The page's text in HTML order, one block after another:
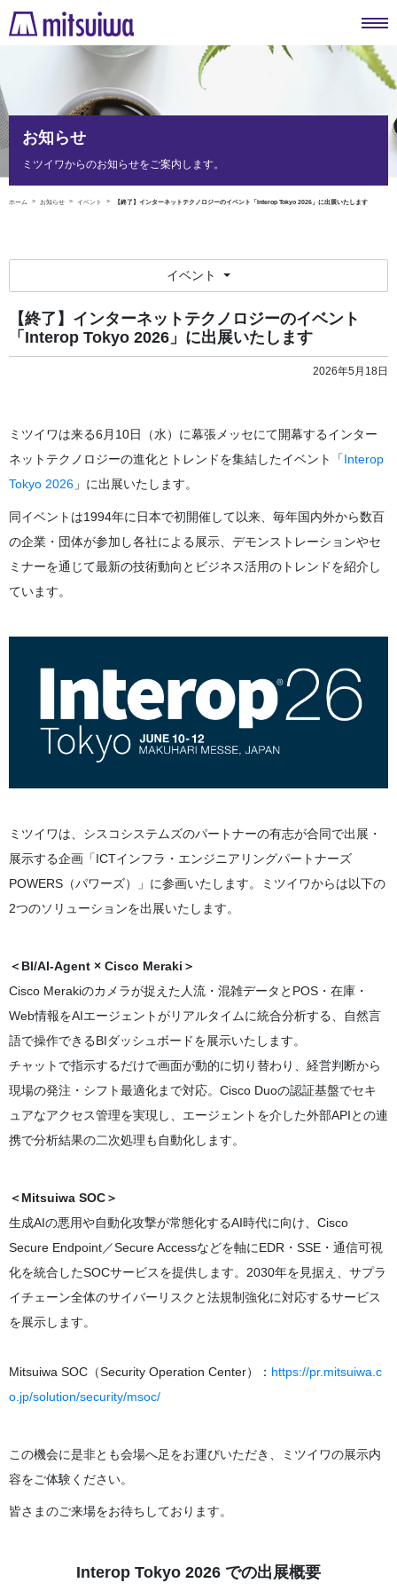
ホーム お知らせ イベント 【終了】インターネットテクノロジーのイベント「Interop Tokyo 2026」に出展いたします
お知らせ
ミツイワからのお知らせをご案内します。
【終了】インターネットテクノロジーのイベント
「Interop Tokyo 2026」に出展いたします
2026年5月18日
ミツイワは来る6月10日（水）に幕張メッセにて開幕するインター
ネットテクノロジーの進化とトレンドを集結したイベント「Interop
Tokyo 2026 」に出展いたします。
同イベントは1994年に日本で初開催して以来、毎年国内外から数百
の企業・団体が参加し各社による展示、デモンストレーションやセ
ミナーを通じて最新の技術動向とビジネス活用のトレンドを紹介し
ています。
ミツイワは、シスコシステムズのパートナーの有志が合同で出展・
展示する企画「ICTインフラ・エンジニアリングパートナーズ
POWERS（パワーズ）」に参画いたします。ミツイワからは以下の
2つのソリューションを出展いたします。
＜BI/AI-Agent × Cisco Meraki＞
Cisco Merakiのカメラが捉えた人流・混雑データとPOS・在庫・
Web情報をAIエージェントがリアルタイムに統合分析する、自然言
語で操作できるBIダッシュボードを展示いたします。
チャットで指示するだけで画面が動的に切り替わり、経営判断から
現場の発注・シフト最適化まで対応。Cisco Duoの認証基盤でセキ
ュアなアクセス管理を実現し、エージェントを介した外部APIとの連
携で分析結果の二次処理も自動化します。
＜Mitsuiwa SOC＞
生成AIの悪用や自動化攻撃が常態化するAI時代に向け、Cisco
Secure Endpoint／Secure Accessなどを軸にEDR・SSE・通信可視
化を統合したSOCサービスを提供します。2030年を見据え、サプラ
イチェーン全体のサイバーリスクと法規制強化に対応するサービス
を展示します。
Mitsuiwa SOC（Security Operation Center）： https://pr.mitsuiwa.c
o.jp/solution/security/msoc/
この機会に是非とも会場へ足をお運びいただき、ミツイワの展示内
容をご体験ください。
皆さまのご来場をお待ちしております。
Interop Tokyo 2026 での出展概要
イベント